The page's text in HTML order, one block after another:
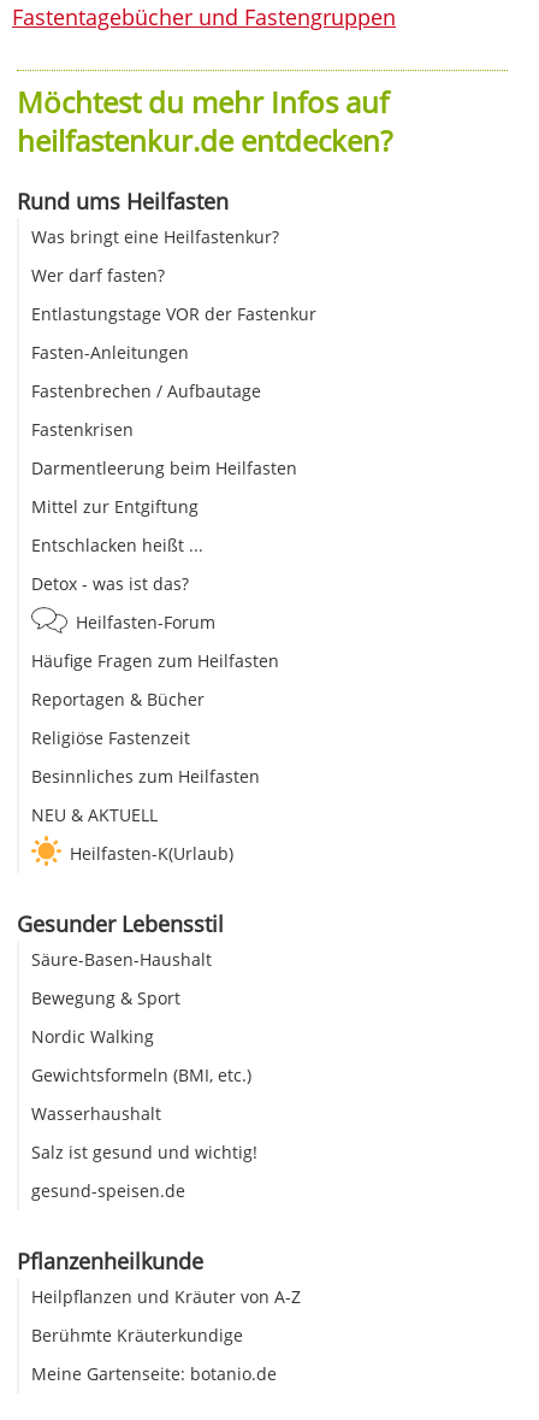
Fastentagebücher und Fastengruppen
Möchtest du mehr Infos auf
heilfastenkur.de entdecken?
Rund ums Heilfasten
Was bringt eine Heilfastenkur?
Wer darf fasten?
Entlastungstage VOR der Fastenkur
Fasten-Anleitungen
Fastenbrechen / Aufbautage
Fastenkrisen
Darmentleerung beim Heilfasten
Mittel zur Entgiftung
Entschlacken heißt ...
Detox - was ist das?
Heilfasten-Forum
Häufige Fragen zum Heilfasten
Reportagen & Bücher
Religiöse Fastenzeit
Besinnliches zum Heilfasten
NEU & AKTUELL
Heilfasten-K(Urlaub)
Gesunder Lebensstil
Säure-Basen-Haushalt
Bewegung & Sport
Nordic Walking
Gewichtsformeln (BMI, etc.)
Wasserhaushalt
Salz ist gesund und wichtig!
gesund-speisen.de
Pflanzenheilkunde
Heilpflanzen und Kräuter von A-Z
Berühmte Kräuterkundige
Meine Gartenseite: botanio.de